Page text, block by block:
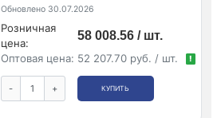
Обновлено 30.07.2026
Розничная
цена:
58 008.56 / шт.
Оптовая цена: 52 207.70 руб. / шт. !
- + КУПИТЬ